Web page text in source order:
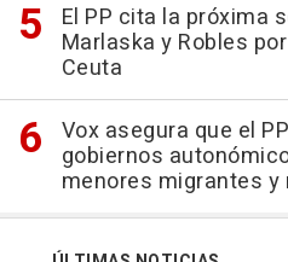
El PP cita la próxima
Marlaska y Robles
Ceuta
Vox asegura que el
gobiernos
menores migrantes y